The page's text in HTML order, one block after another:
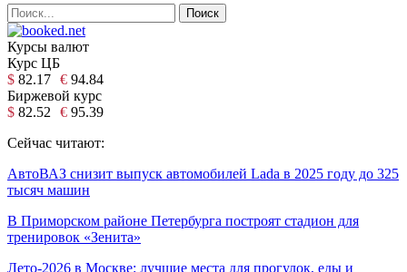
Курсы валют
Курс ЦБ
$ 82.17 € 94.84
Биржевой курс
$ 82.52 € 95.39
Сейчас читают:
АвтоВАЗ снизит выпуск автомобилей Lada в 2025 году до 325
тысяч машин
В Приморском районе Петербурга построят стадион для
тренировок «Зенита»
Лето-2026 в Москве: лучшие места для прогулок, еды и